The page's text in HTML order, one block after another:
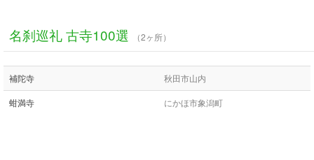
名刹巡礼 古寺100選 （2ヶ所）
補陀寺 秋田市山内
蚶満寺 にかほ市象潟町